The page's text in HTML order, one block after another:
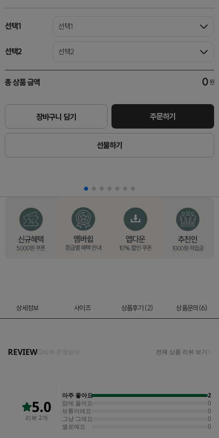
선택1 선택1
선택2 선택2
총 상품 금액 0 원
장바구니 담기 주문하기
선물하기
상세정보 사이즈 상품후기 (2) 상품문의(6)